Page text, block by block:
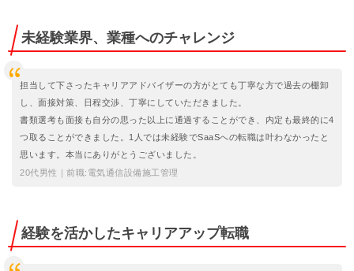
未経験業界、業種へのチャレンジ
担当して下さったキャリアアドバイザーの方がとても丁寧な方で過去の棚卸
し、面接対策、日程交渉、丁寧にしていただきました。
書類選考も面接も自分の思った以上に通過することができ、内定も最終的に4
つ取ることができました。1人では未経験でSaaSへの転職は叶わなかったと
思います。本当にありがとうございました。
20代男性｜前職:電気通信設備施工管理
経験を活かしたキャリアアップ転職